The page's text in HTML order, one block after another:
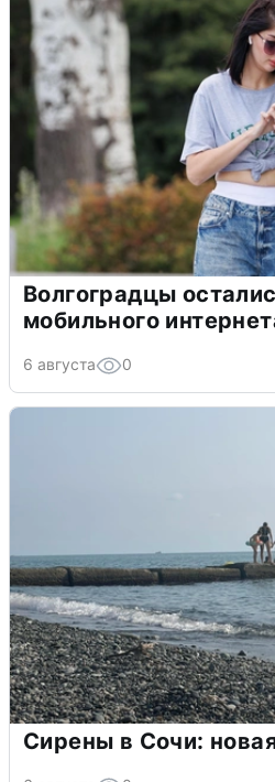
Волгоградцы
мобильного
6 августа 0
Сирены в Сочи: